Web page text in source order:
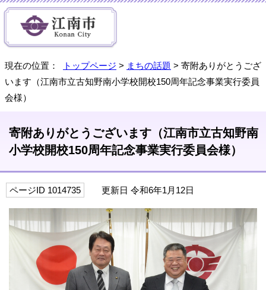
現在の位置： トップページ > まちの話題 > 寄附ありがとうござ
います（江南市立古知野南小学校開校150周年記念事業実行委員
会様）
寄附ありがとうございます（江南市立古知野南
小学校開校150周年記念事業実行委員会様）
ページID 1014735 更新日 令和6年1月12日